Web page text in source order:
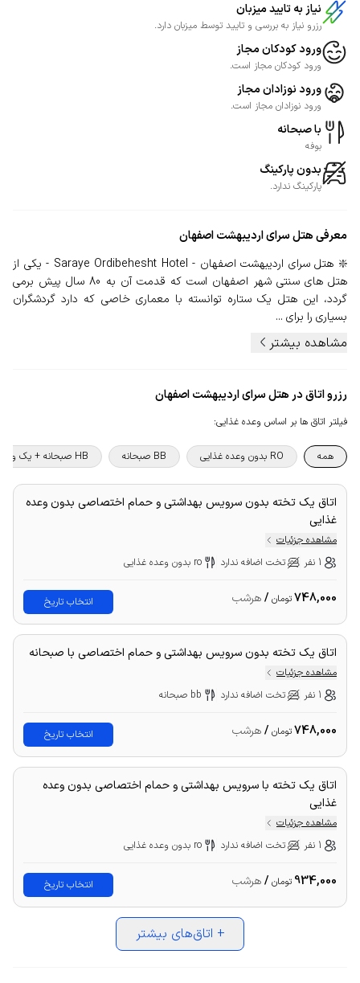
نیاز به تایید میزبان
رزرو نیاز به بررسی و تایید توسط میزبان دارد.
ورود کودکان مجاز
ورود کودکان مجاز است.
ورود نوزادان مجاز
ورود نوزادان مجاز است.
با صبحانه
بوفه
بدون پارکینگ
پارکینگ ندارد.
معرفیهتل سرای اردیبهشت اصفهان
❇️ هتل سرای اردیبهشت اصفهان - Saraye Ordibehesht Hotel - یکی از
هتل های سنتی شهر اصفهان است که قدمت آن به 80 سال پیش برمی
گردد، این هتل یک ستاره توانسته با معماری خاصی که دارد گردشگران
بسیاری را برای ...
مشاهده بیشتر
رزرو اتاق در هتل سرای اردیبهشت اصفهان
فیلتر اتاق ها بر اساس وعده غذایی:
همه RO بدون وعده غذایی BB صبحانه HB صبحانه + یک وعده غذا
اتاق یک تخته بدون سرویس بهداشتی و حمام اختصاصی بدون وعده
غذایی
مشاهده جزئیات
1 نفر
تخت اضافه ندارد ro بدون وعده غذایی
748,000تومان /هرشب انتخاب تاریخ
اتاق یک تخته بدون سرویس بهداشتی و حمام اختصاصی با صبحانه
مشاهده جزئیات
1 نفر
تخت اضافه ندارد bb صبحانه
748,000تومان /هرشب انتخاب تاریخ
اتاق یک تخته با سرویس بهداشتی و حمام اختصاصی بدون وعده
غذایی
مشاهده جزئیات
1 نفر
تخت اضافه ندارد ro بدون وعده غذایی
934,000 تومان /هرشب انتخاب تاریخ
+ اتاق‌های بیشتر